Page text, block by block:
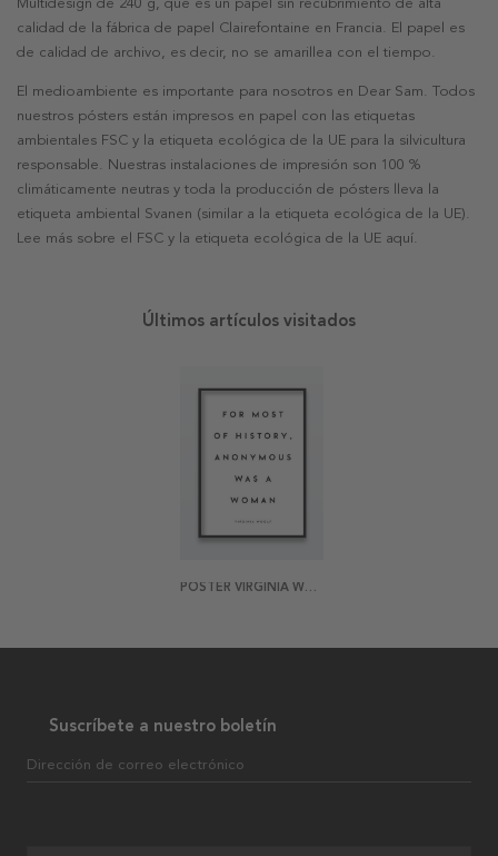
calidad de la fábrica de papel Clairefontaine en Francia. El papel es
de calidad de archivo, es decir, no se amarillea con el tiempo.
El medioambiente es importante para nosotros en Dear Sam. Todos
nuestros pósters están impresos en papel con las etiquetas
ambientales FSC y la etiqueta ecológica de la UE para la silvicultura
responsable. Nuestras instalaciones de impresión son 100 %
climáticamente neutras y toda la producción de pósters lleva la
etiqueta ambiental Svanen (similar a la etiqueta ecológica de la UE).
Lee más sobre el FSC y la etiqueta ecológica de la UE aquí.
Últimos artículos visitados
POSTER VIRGINIA WOOLF QUOTE
Suscríbete a nuestro boletín
Dirección de correo electrónico